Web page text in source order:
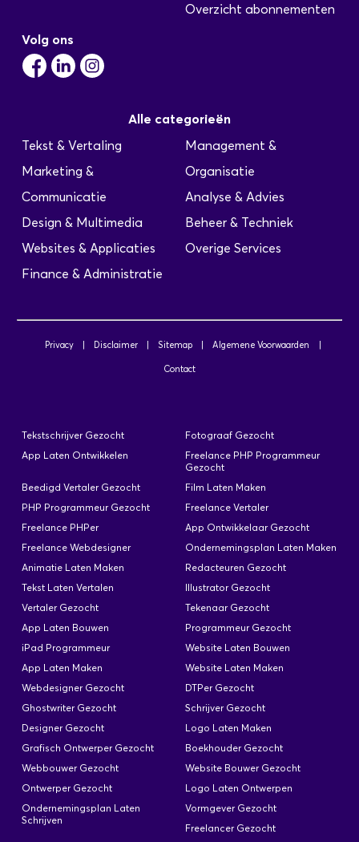
Overzicht abonnementen
Volg ons
Alle categorieën
Tekst & Vertaling
Marketing &
Communicatie
Design & Multimedia
Websites & Applicaties
Finance & Administratie
Management &
Organisatie
Analyse & Advies
Beheer & Techniek
Overige Services
Privacy Disclaimer Sitemap Algemene Voorwaarden
Contact
Tekstschrijver Gezocht
Fotograaf Gezocht
App Laten Ontwikkelen
Freelance PHP Programmeur
Gezocht
Beedigd Vertaler Gezocht
Film Laten Maken
PHP Programmeur Gezocht
Freelance Vertaler
Freelance PHPer
App Ontwikkelaar Gezocht
Freelance Webdesigner
Ondernemingsplan Laten Maken
Animatie Laten Maken
Redacteuren Gezocht
Tekst Laten Vertalen
Illustrator Gezocht
Vertaler Gezocht
Tekenaar Gezocht
App Laten Bouwen
Programmeur Gezocht
iPad Programmeur
Website Laten Bouwen
App Laten Maken
Website Laten Maken
Webdesigner Gezocht
DTPer Gezocht
Ghostwriter Gezocht
Schrijver Gezocht
Designer Gezocht
Logo Laten Maken
Grafisch Ontwerper Gezocht
Boekhouder Gezocht
Webbouwer Gezocht
Website Bouwer Gezocht
Ontwerper Gezocht
Logo Laten Ontwerpen
Ondernemingsplan Laten
Schrijven
Vormgever Gezocht
Freelancer Gezocht